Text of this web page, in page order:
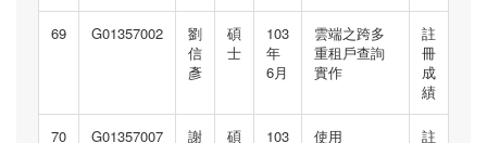
69 G01357002
劉
信
彥
碩
士
103
年
6月
雲端之跨多
重租戶查詢
實作
註
冊
成
績
70 G01357007
謝
碩
103
使用
註